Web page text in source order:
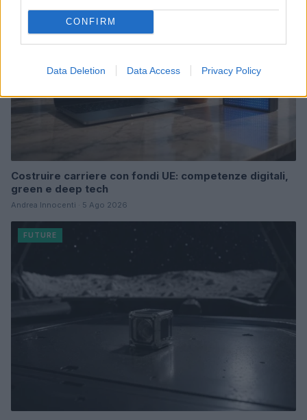
CONFIRM
Data Deletion Data Access Privacy Policy
Costruire carriere con fondi UE: competenze digitali,
green e deep tech
Andrea Innocenti · 5 Ago 2026
FUTURE